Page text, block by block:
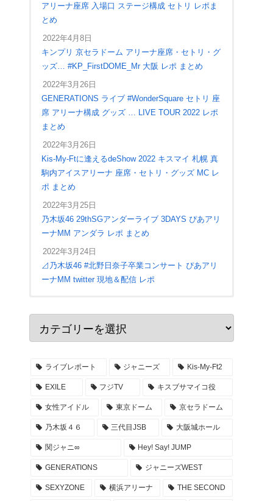
アリーナ座席 入場口 ステージ構成 セトリ レポま
とめ
2022年4月8日
キンプリ 京セラドーム アリーナ座席・セトリ・グ
ッズ… #KP_FirstDOME_Mr 大阪 レポ まとめ
2022年3月26日
GENERATIONS ライブ #WonderSquare セトリ 座
席 アリーナ構成 グッズ … LIVE TOUR 2022 レポ
まとめ
2022年3月26日
Kis-My-Ftに逢えるdeShow 2022 キスマイ 札幌 真
駒内アイスアリーナ 座席・セトリ・グッズ MC レ
ポ まとめ
2022年3月25日
乃木坂46 29thSGアンダーライブ 3DAYS ぴあアリ
ーナMM アンダラ レポ まとめ
2022年3月24日
⊿乃木坂46 #北野日奈子卒業コンサート ぴあアリ
ーナMM twitter 現地＆配信 レポ
2022年4月28日
ジャニーズWEST LIVE TOUR 2022 #MixedJuice
まとめ
2022年4月27日
NOGIZAKA46 10周年記念 乃木坂46時間TV タイ
2022年4月26日
EXILE ライブ REDPHOENIX セトリ 座席 グッズ
ライブレポート ジャニーズ Kis-My-Ft2
EXILE フジTV キスブサマイコ役
女性アイドル 東京ドーム 京セラドーム
乃木坂４６ 三代目JSB 大阪城ホール
関ジャニ∞ Hey! Say! JUMP
GENERATIONS ジャニーズWEST
SEXYZONE 横浜アリーナ THE SECOND